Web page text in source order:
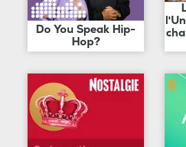
Do You Speak Hip-
Hop?